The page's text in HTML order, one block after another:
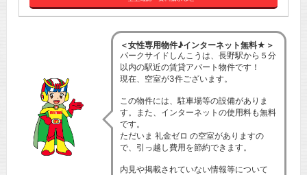
＜女性専用物件♪インターネット無料★＞
パークサイドしんこうは、長野駅から５分
以内の駅近の賃貸アパート物件です！
現在、空室が3件ございます。
この物件には、駐車場等の設備がありま
す。また、インターネットの使用料も無料
です。
ただいま 礼金ゼロ の空室がありますの
で、引っ越し費用を節約できます。
内見や掲載されていない情報等について